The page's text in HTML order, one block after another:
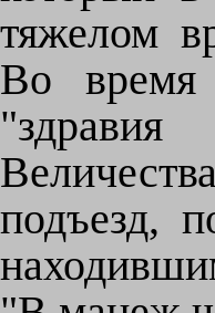
тяжелом
Во время
подъезд,